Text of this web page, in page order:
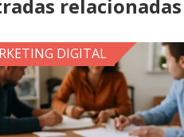
relacionadas
DIGITAL